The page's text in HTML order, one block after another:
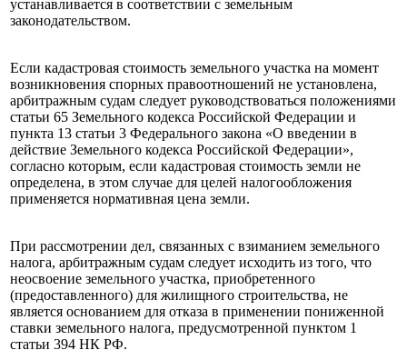
устанавливается в соответствии с земельным
законодательством.
Если кадастровая стоимость земельного участка на момент
возникновения спорных правоотношений не установлена,
арбитражным судам следует руководствоваться положениями
статьи 65 Земельного кодекса Российской Федерации и
пункта 13 статьи 3 Федерального закона «О введении в
действие Земельного кодекса Российской Федерации»,
согласно которым, если кадастровая стоимость земли не
определена, в этом случае для целей налогообложения
применяется нормативная цена земли.
При рассмотрении дел, связанных с взиманием земельного
налога, арбитражным судам следует исходить из того, что
неосвоение земельного участка, приобретенного
(предоставленного) для жилищного строительства, не
является основанием для отказа в применении пониженной
ставки земельного налога, предусмотренной пунктом 1
статьи 394 НК РФ.